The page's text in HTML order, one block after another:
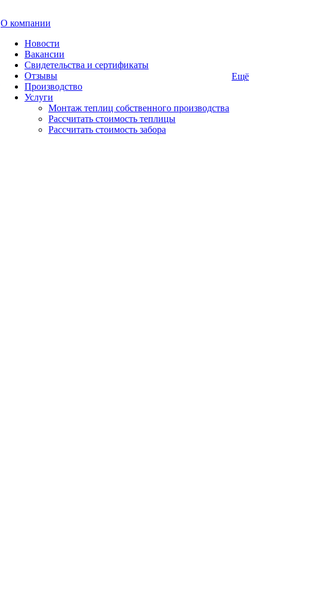
О компании
Новости
Вакансии
Свидетельства и сертификаты
Отзывы
Производство
Услуги
Монтаж теплиц собственного производства
Рассчитать стоимость теплицы
Рассчитать стоимость забора
Ещё